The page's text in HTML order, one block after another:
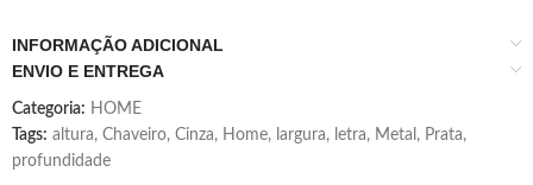
INFORMAÇÃO ADICIONAL
ENVIO E ENTREGA
Categoria: HOME
Tags: altura, Chaveiro, Cinza, Home, largura, letra, Metal , Prata,
profundidade